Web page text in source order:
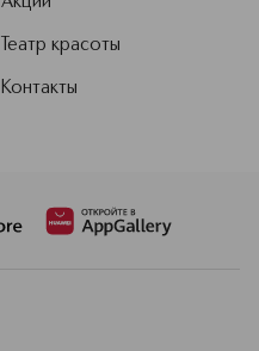
Театр красоты
Контакты